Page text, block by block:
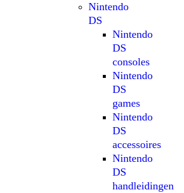
Nintendo
DS
Nintendo
DS
consoles
Nintendo
DS
games
Nintendo
DS
accessoires
Nintendo
DS
handleidingen